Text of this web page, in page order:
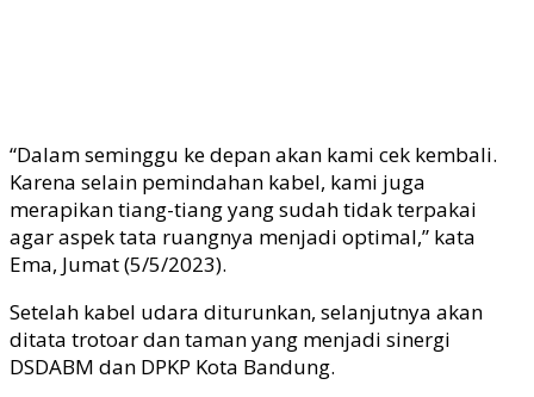
“Dalam seminggu ke depan akan kami cek kembali.
Karena selain pemindahan kabel, kami juga
merapikan tiang-tiang yang sudah tidak terpakai
agar aspek tata ruangnya menjadi optimal,” kata
Ema, Jumat (5/5/2023).
Setelah kabel udara diturunkan, selanjutnya akan
ditata trotoar dan taman yang menjadi sinergi
DSDABM dan DPKP Kota Bandung.